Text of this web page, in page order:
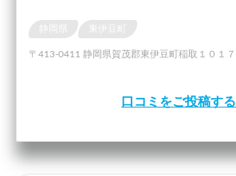
〒413-0411 静岡県賀茂郡東伊豆町稲取１０１７
口コミをご投稿する